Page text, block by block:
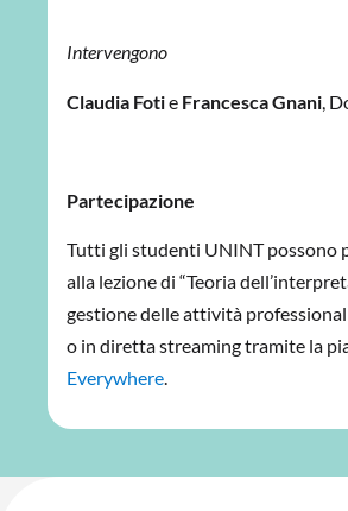
Intervengono
Claudia Fotie Francesca Gnani ,
Partecipazione
Tutti gli studenti UNINT possono
alla lezione di “Teoria
gestione delle attività
o in diretta streaming tramite la
Everywhere.